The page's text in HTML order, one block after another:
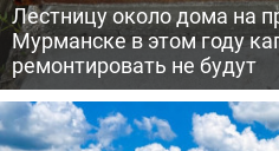
Лестницу около дома на
Мурманске в этом году
ремонтировать не будут